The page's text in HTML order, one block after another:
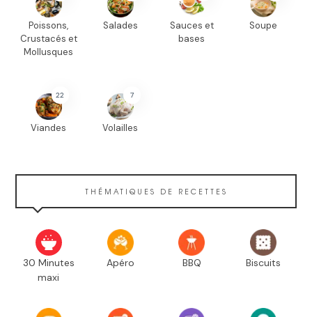
Poissons,
Crustacés et
Mollusques
Salades
Sauces et
bases
Soupe
22
Viandes
7
Volailles
THÉMATIQUES DE RECETTES
30 Minutes
maxi
Apéro BBQ Biscuits